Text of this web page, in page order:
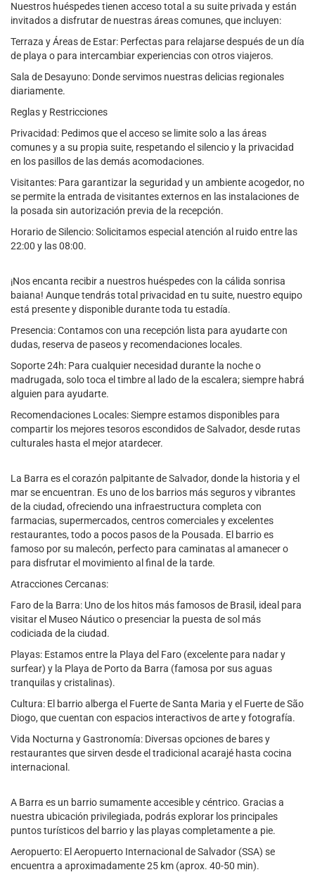
Nuestros huéspedes tienen acceso total a su suite privada y están
invitados a disfrutar de nuestras áreas comunes, que incluyen:
Terraza y Áreas de Estar: Perfectas para relajarse después de un día
de playa o para intercambiar experiencias con otros viajeros.
Sala de Desayuno: Donde servimos nuestras delicias regionales
diariamente.
Reglas y Restricciones
Privacidad: Pedimos que el acceso se limite solo a las áreas
comunes y a su propia suite, respetando el silencio y la privacidad
en los pasillos de las demás acomodaciones.
Visitantes: Para garantizar la seguridad y un ambiente acogedor, no
se permite la entrada de visitantes externos en las instalaciones de
la posada sin autorización previa de la recepción.
Horario de Silencio: Solicitamos especial atención al ruido entre las
22:00 y las 08:00.
¡Nos encanta recibir a nuestros huéspedes con la cálida sonrisa
baiana! Aunque tendrás total privacidad en tu suite, nuestro equipo
está presente y disponible durante toda tu estadía.
Presencia: Contamos con una recepción lista para ayudarte con
dudas, reserva de paseos y recomendaciones locales.
Soporte 24h: Para cualquier necesidad durante la noche o
madrugada, solo toca el timbre al lado de la escalera; siempre habrá
alguien para ayudarte.
Recomendaciones Locales: Siempre estamos disponibles para
compartir los mejores tesoros escondidos de Salvador, desde rutas
culturales hasta el mejor atardecer.
La Barra es el corazón palpitante de Salvador, donde la historia y el
mar se encuentran. Es uno de los barrios más seguros y vibrantes
de la ciudad, ofreciendo una infraestructura completa con
farmacias, supermercados, centros comerciales y excelentes
restaurantes, todo a pocos pasos de la Pousada. El barrio es
famoso por su malecón, perfecto para caminatas al amanecer o
para disfrutar el movimiento al final de la tarde.
Atracciones Cercanas:
Faro de la Barra: Uno de los hitos más famosos de Brasil, ideal para
visitar el Museo Náutico o presenciar la puesta de sol más
codiciada de la ciudad.
Playas: Estamos entre la Playa del Faro (excelente para nadar y
surfear) y la Playa de Porto da Barra (famosa por sus aguas
tranquilas y cristalinas).
Cultura: El barrio alberga el Fuerte de Santa Maria y el Fuerte de São
Diogo, que cuentan con espacios interactivos de arte y fotografía.
Vida Nocturna y Gastronomía: Diversas opciones de bares y
restaurantes que sirven desde el tradicional acarajé hasta cocina
internacional.
A Barra es un barrio sumamente accesible y céntrico. Gracias a
nuestra ubicación privilegiada, podrás explorar los principales
puntos turísticos del barrio y las playas completamente a pie.
Aeropuerto: El Aeropuerto Internacional de Salvador (SSA) se
encuentra a aproximadamente 25 km (aprox. 40-50 min).